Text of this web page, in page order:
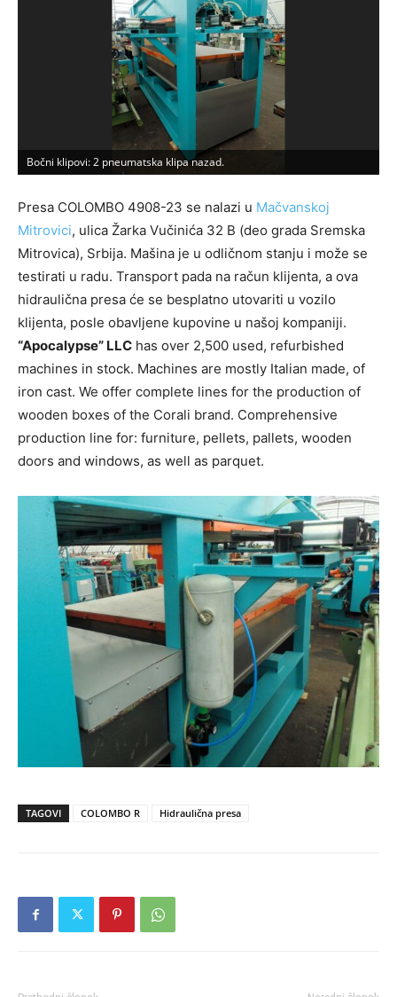
Bočni klipovi: 2 pneumatska klipa nazad.
Presa COLOMBO 4908-23 se nalazi u Mačvanskoj
Mitrovici, ulica Žarka Vučinića 32 B (deo grada Sremska
Mitrovica), Srbija. Mašina je u odličnom stanju i može se
testirati u radu. Transport pada na račun klijenta, a ova
hidraulična presa će se besplatno utovariti u vozilo
klijenta, posle obavljene kupovine u našoj kompaniji.
“Apocalypse” LLC has over 2,500 used, refurbished
machines in stock. Machines are mostly Italian made, of
iron cast. We offer complete lines for the production of
wooden boxes of the Corali brand. Comprehensive
production line for: furniture, pellets, pallets, wooden
doors and windows, as well as parquet.
TAGOVI COLOMBO R Hidraulična presa